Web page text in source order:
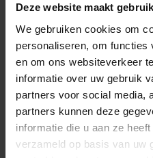
Deze website maakt
We gebruiken cookies om
personaliseren, om functies
en om ons websiteverkeer
informatie over uw gebruik
partners voor social media,
partners kunnen deze
informatie die u aan ze
verzameld op basis van uw